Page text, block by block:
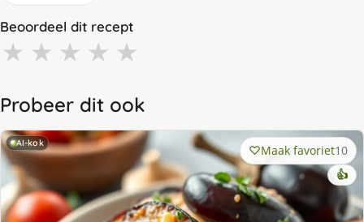
Beoordeel dit recept
★ ★ ★ ★ ★
Probeer dit ook
AI-kok Maak favoriet10
👍